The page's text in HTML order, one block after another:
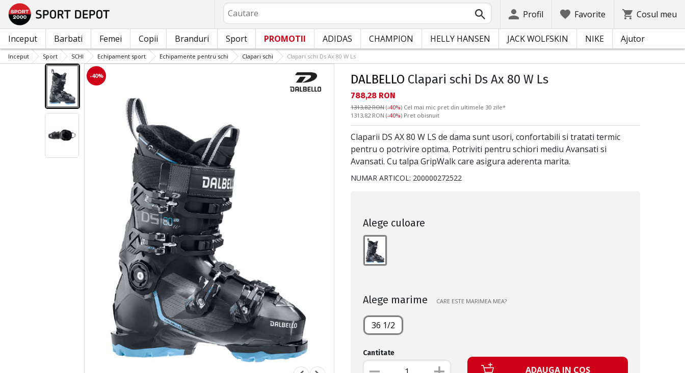
Cautare
Profil Favorite Cosul meu
Inceput Barbati Femei Copii Branduri Sport PROMOTII ADIDAS CHAMPION HELLY HANSEN JACK WOLFSKIN NIKE Ajutor
Inceput Sport SCHI Echipament sport Echipamente pentru schi Clapari schi Clapari schi Ds Ax 80 W Ls
-40% DALBELLO Clapari schi Ds Ax 80 W Ls
Текуща цена:
788,28 RON
1313,82 RON (-40%) Cel mai mic pret din ultimele 30 zile*
Pret obisnuit:
1313,82 RON (-40%) Pret obisnuit
Claparii DS AX 80 W LS de dama sunt usori, confortabili si tratati termic
pentru o potrivire optima. Potriviti pentru schiori mediu Avansati si
Avansati. Cu talpa GripWalk care asigura aderenta marita.
NUMAR ARTICOL: 200000272522
Alege culoare
Alege marime CARE ESTE MARIMEA MEA?
36 1/2
Cantitate
ADAUGA IN COS